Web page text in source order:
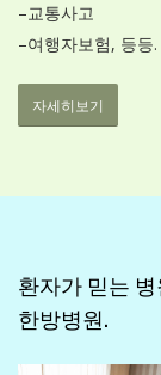
–교통사고
–여행자보험, 등등.
자세히보기
환자가 믿는
한방병원.